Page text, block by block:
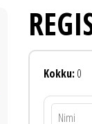
Kokku:0